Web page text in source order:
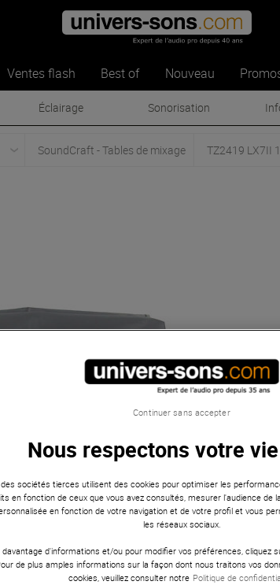
Ventes flash Best of Nouveau
Éclairage Sonorisation
SoundCraft - Tables de mixage TZ2419 LX7II
Nous respectons votre
sociétés tierces utilisent des cookies pour optimiser les
en fonction de ceux que vous avez consultés, mesurer l'audience de
en fonction de votre navigation et de votre profil et vous
les réseaux sociaux.
davantage d'informations et/ou pour modifier vos préférences, cliquez
de plus amples informations sur la façon dont nous traitons vos
cookies, veuillez consulter notre Politique de
Continuer sans accepter